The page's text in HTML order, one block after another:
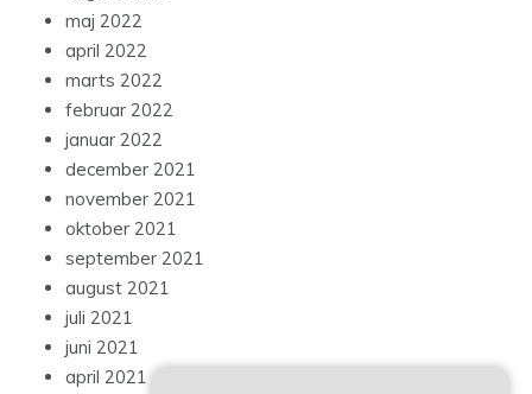
maj 2022
april 2022
marts 2022
februar 2022
januar 2022
december 2021
november 2021
oktober 2021
september 2021
august 2021
juli 2021
juni 2021
april 2021